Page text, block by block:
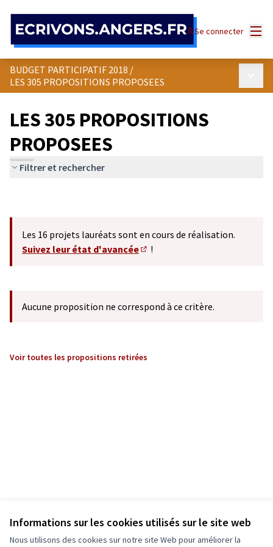
Informations sur les cookies utilisés sur le site web
Nous utilisons des cookies sur notre site Web pour améliorer la
Se connecter
BUDGET PARTICIPATIF 2018 /
LES 305 PROPOSITIONS PROPOSEES
LES 305 PROPOSITIONS
PROPOSEES
Filtrer et rechercher
Les 16 projets lauréats sont en cours de réalisation.
Suivez leur état d'avancée
!
Aucune proposition ne correspond à ce critère.
Voir toutes les propositions retirées